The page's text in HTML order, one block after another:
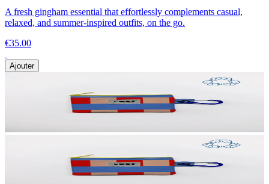
A fresh gingham essential that effortlessly complements casual,
relaxed, and summer-inspired outfits, on the go.
€35.00
Ajouter